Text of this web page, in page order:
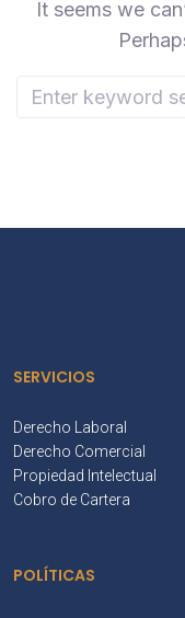
It seems we
SERVICIOS
Derecho Laboral
Derecho Comercial
Propiedad Intelectual
Cobro de Cartera
POLÍTICAS